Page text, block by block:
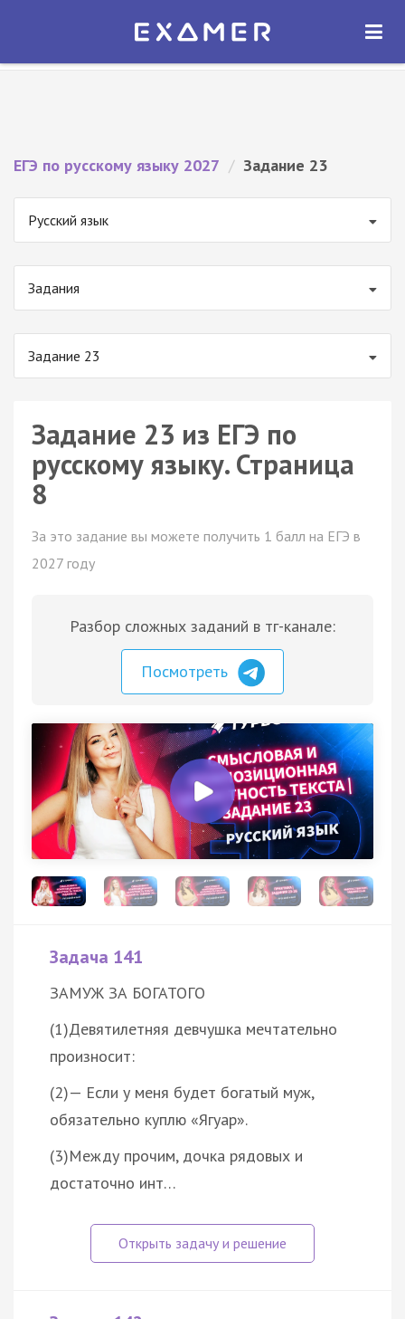
Экзамер — ЕГЭ 2027
ОТКРЫТЬ
ЕГЭ по русскому языку 2027 / Задание 23
Русский язык
Задания
Задание 23
Задание 23 из ЕГЭ по
русскому языку. Страница
8
За это задание вы можете получить 1 балл на ЕГЭ в
2027 году
Разбор сложных заданий в тг-канале:
Посмотреть
Задача 141
ЗАМУЖ ЗА БОГАТОГО
(1)Девятилетняя девчушка мечтательно
произносит:
(2)— Если у меня будет богатый муж,
обязательно куплю «Ягуар».
(3)Между прочим, дочка рядовых и
достаточно инт…